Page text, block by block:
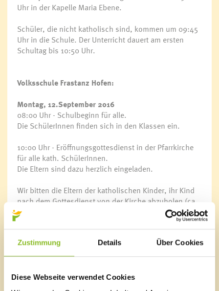
Zustimmung Details Über Cookies
Diese Webseite verwendet Cookies
Uhr in der Kapelle Maria Ebene.
Schüler, die nicht katholisch sind, kommen um 09:45
Uhr in die Schule. Der Unterricht dauert am ersten
Schultag bis 10:50 Uhr.
Volksschule Frastanz Hofen:
Montag, 12.September 2016
08:00 Uhr - Schulbeginn für alle.
Die SchülerInnen finden sich in den Klassen ein.
10:00 Uhr - Eröffnungsgottesdienst in der Pfarrkirche
für alle kath. SchülerInnen.
Die Eltern sind dazu herzlich eingeladen.
Wir bitten die Eltern der katholischen Kinder, ihr Kind
nach dem Gottesdienst von der Kirche abzuholen (ca.
10:40 Uhr).
Für die nichtkatholischen Kinder ist um 09:45 Uhr
Unterrichtsschluss.
Es wird aber bis 10:35 Uhr eine Schülerbetreuung
Melden Sie am 1. Schultag der Klassenlehrerin/dem
Klassenlehrer Ihres Kindes, ob Sie diese Betreuung in